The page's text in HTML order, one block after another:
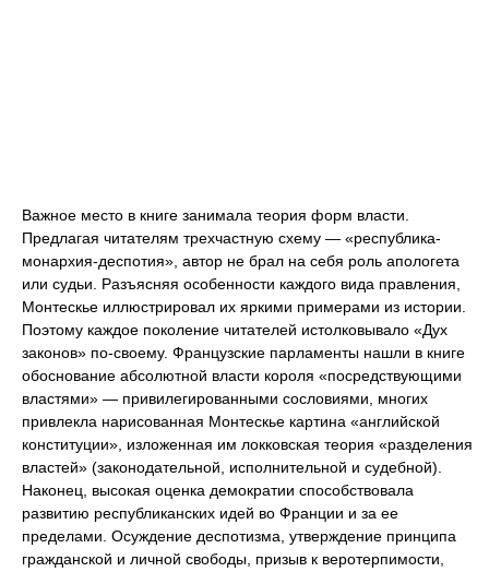
Важное место в книге занимала теория форм власти.
Предлагая читателям трехчастную схему — «республика-
монархия-деспотия», автор не брал на себя роль апологета
или судьи. Разъясняя особенности каждого вида правления,
Монтескье иллюстрировал их яркими примерами из истории.
Поэтому каждое поколение читателей истолковывало «Дух
законов» по-своему. Французские парламенты нашли в книге
обоснование абсолютной власти короля «посредствующими
властями» — привилегированными сословиями, многих
привлекла нарисованная Монтескье картина «английской
конституции», изложенная им локковская теория «разделения
властей» (законодательной, исполнительной и судебной).
Наконец, высокая оценка демократии способствовала
развитию республиканских идей во Франции и за ее
пределами. Осуждение деспотизма, утверждение принципа
гражданской и личной свободы, призыв к веротерпимости,